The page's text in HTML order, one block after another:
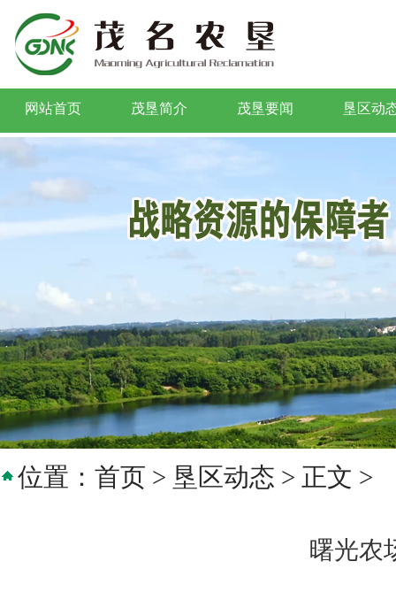
网站首页 茂垦简介 茂垦要闻 垦区动
位置： 首页 > 垦区动态 > 正文 >
曙光农